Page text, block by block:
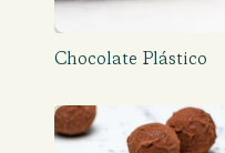
Chocolate Plástico